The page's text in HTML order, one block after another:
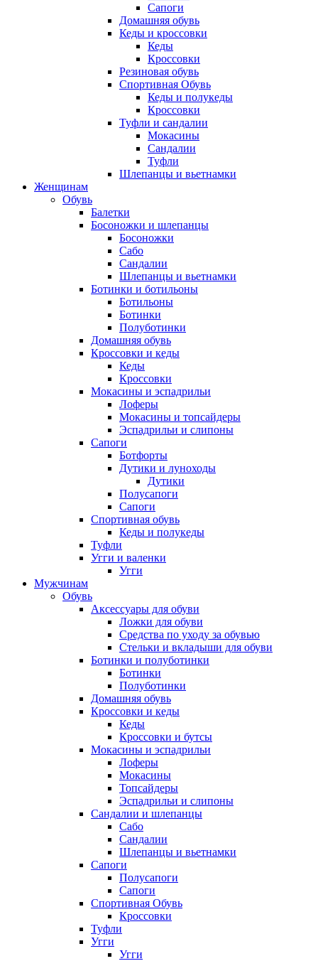
Сапоги
Домашняя обувь
Кеды и кроссовки
Кеды
Кроссовки
Резиновая обувь
Спортивная Обувь
Кеды и полукеды
Кроссовки
Туфли и сандалии
Мокасины
Сандалии
Туфли
Шлепанцы и вьетнамки
Женщинам
Обувь
Балетки
Босоножки и шлепанцы
Босоножки
Сабо
Сандалии
Шлепанцы и вьетнамки
Ботинки и ботильоны
Ботильоны
Ботинки
Полуботинки
Домашняя обувь
Кроссовки и кеды
Кеды
Кроссовки
Мокасины и эспадрильи
Лоферы
Мокасины и топсайдеры
Эспадрильи и слипоны
Сапоги
Ботфорты
Дутики и луноходы
Дутики
Полусапоги
Сапоги
Спортивная обувь
Кеды и полукеды
Туфли
Угги и валенки
Угги
Мужчинам
Обувь
Аксессуары для обуви
Ложки для обуви
Средства по уходу за обувью
Стельки и вкладыши для обуви
Ботинки и полуботинки
Ботинки
Полуботинки
Домашняя обувь
Кроссовки и кеды
Кеды
Кроссовки и бутсы
Мокасины и эспадрильи
Лоферы
Мокасины
Топсайдеры
Эспадрильи и слипоны
Сандалии и шлепанцы
Сабо
Сандалии
Шлепанцы и вьетнамки
Сапоги
Полусапоги
Сапоги
Спортивная Обувь
Кроссовки
Туфли
Угги
Угги